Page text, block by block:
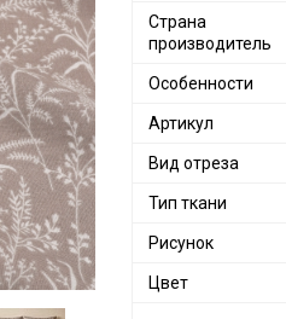
Страна
производитель
Особенности
Артикул
Вид отреза
Тип ткани
Рисунок
Цвет